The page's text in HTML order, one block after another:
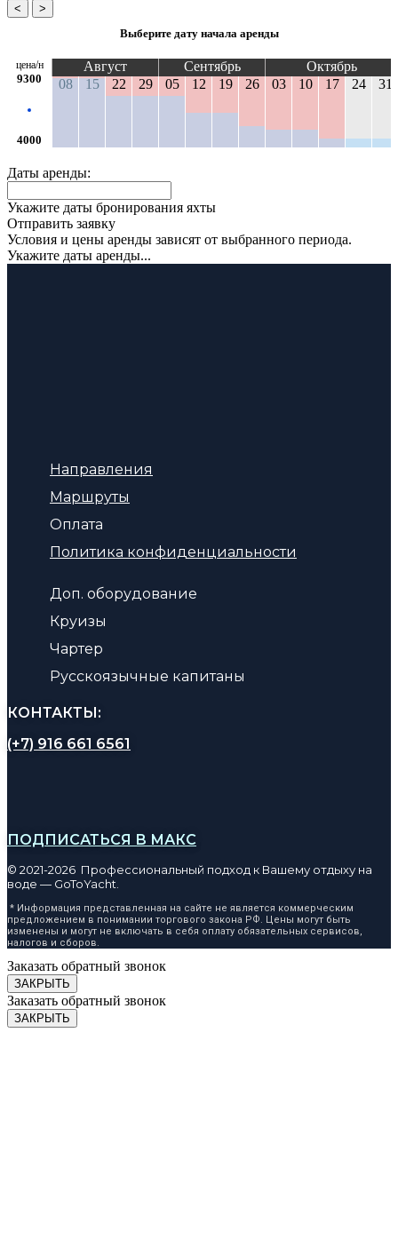
<
>
Выберите дату начала аренды
цена/н
9300
4000
Август Сентябрь
Октябрь
08
15 22 29 05 12 19 26 03 10 17 24 31
Даты аренды:
Укажите даты бронирования яхты
Отправить заявку
Условия и цены аренды зависят от выбранного периода.
Укажите даты аренды...
Направления
Маршруты
Оплата
Политика конфиденциальности
Доп. оборудование
Круизы
Чартер
Русскоязычные капитаны
КОНТАКТЫ:
(+7) 916 661 6561
ПОДПИСАТЬСЯ В МАКС
© 2021-2026 Профессиональный подход к Вашему отдыху на
воде — GoToYacht.
* Информация представленная на сайте не является коммерческим
предложением в понимании торгового закона РФ. Цены могут быть
изменены и могут не включать в себя оплату обязательных сервисов,
налогов и сборов.
Заказать обратный звонок
ЗАКРЫТЬ
Заказать обратный звонок
ЗАКРЫТЬ